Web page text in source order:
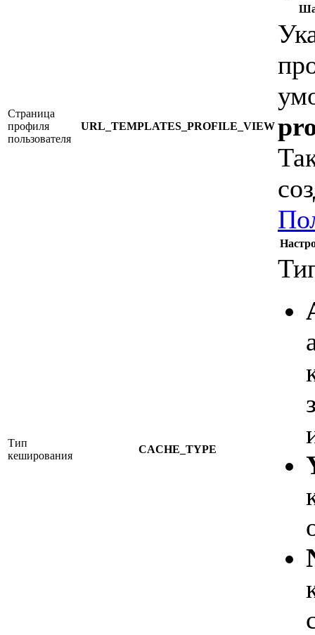
Страница
профиля
пользователя
URL_TEMPLATES_PROFILE_VIEW
Тип
кеширования
CACHE_TYPE